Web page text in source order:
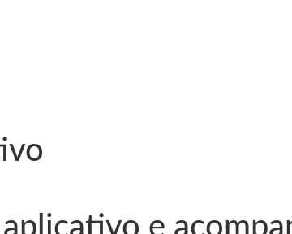
aplicativo e